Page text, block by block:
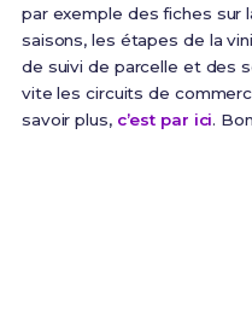
par exemple des fiches sur
saisons, les étapes de la
de suivi de parcelle et des
vite les circuits de
savoir plus, c’est par ici.